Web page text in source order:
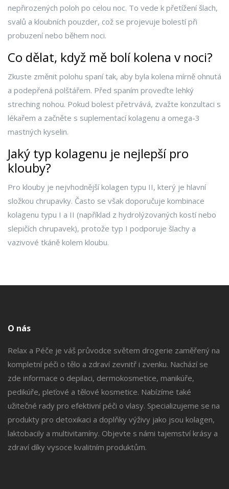
nepřirozených poloh po celou noc. To vede k přetížení šlach,
svalů a kloubních pouzder, což se projevuje bolestí při
probuzení nebo během noci.
Co dělat, když mě bolí kolena v noci?
Zkuste změnit polohu spaní tak, aby byla kolena mírně ohnutá
a podepřená polštářem. Před spaním proveďte lehký
streching nohou. Pokud bolest přetrvává, zvažte konzultaci s
lékařem a začněte s suplementací kolagenu a omega-3
mastných kyselin.
Jaký typ kolagenu je nejlepší pro
klouby?
Pro klouby je nejvhodnější kolagen typu II, který je hlavní
složkou chrupavky. Často se však doporučuje kombinace
kolagenu typu I a II (například z hydrolýzovaných kostí nebo
slepičích chrupavek), protože typ I podporuje šlachy a
vazivové tkáně kolem kloubu.
O nás
Relax a Péče je váš průvodce světem drogerie zaměřený na
kompletní péči o tělo a zdraví zevnitř i zvenku. Nachází se
zde informace o depilaci, dermokosmetice, manikúře,
pedikúře, pleťové a tělové kosmetice. Nabízíme také
užitečné rady pro efektivní péči o vlasy. Specializujeme se na
produkty pro detoxikaci a doplňky výživy jako jsou kolagen,
laktobacily a multivitamíny. Objevte s námi tajemství krásy a
zdraví díky vysoce kvalitním produktům.